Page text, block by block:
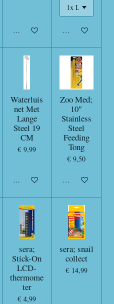
In winkelwagen In winkelwagen
Waterluis
net Met
Lange
Steel 19
CM
€ 9,99
In winkelwagen
Zoo Med;
10″
Stainless
Steel
Feeding
Tong
€ 9,50
In winkelwagen
sera;
Stick-On
LCD-
thermome
ter
€ 4,99
sera; snail
collect
€ 14,99